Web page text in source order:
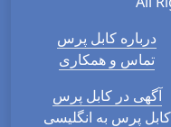
درباره کابل پرس
تماس و همکاری
آگهی در کابل پرس
کابل پرس به انگلیسی